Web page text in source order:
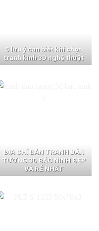
5 lưu ý cần biết khi chọn
tranh kính 3D nghệ thuật
ĐỊA CHỈ BÁN TRANH DÁN
TƯỜNG 3D BẮC NINH ĐẸP
VÀ RẺ NHẤT